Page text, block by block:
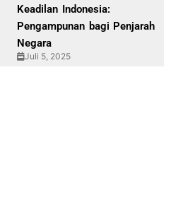
Keadilan Indonesia:
Pengampunan bagi Penjarah
Negara
Juli 5, 2025